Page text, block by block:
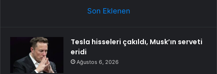
Son Eklenen
Tesla hisseleri çakıldı, Musk’ın serveti
eridi
Ağustos 6, 2026